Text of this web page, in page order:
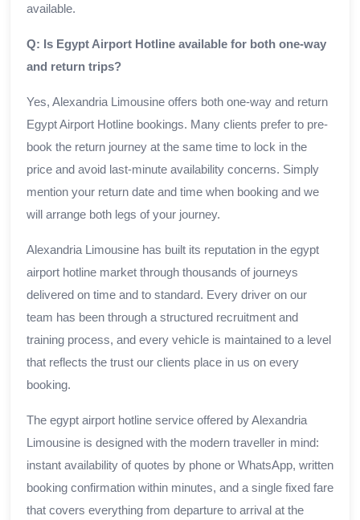
available.
Q: Is Egypt Airport Hotline available for both one-way
and return trips?
Yes, Alexandria Limousine offers both one-way and return
Egypt Airport Hotline bookings. Many clients prefer to pre-
book the return journey at the same time to lock in the
price and avoid last-minute availability concerns. Simply
mention your return date and time when booking and we
will arrange both legs of your journey.
Alexandria Limousine has built its reputation in the egypt
airport hotline market through thousands of journeys
delivered on time and to standard. Every driver on our
team has been through a structured recruitment and
training process, and every vehicle is maintained to a level
that reflects the trust our clients place in us on every
booking.
The egypt airport hotline service offered by Alexandria
Limousine is designed with the modern traveller in mind:
instant availability of quotes by phone or WhatsApp, written
booking confirmation within minutes, and a single fixed fare
that covers everything from departure to arrival at the